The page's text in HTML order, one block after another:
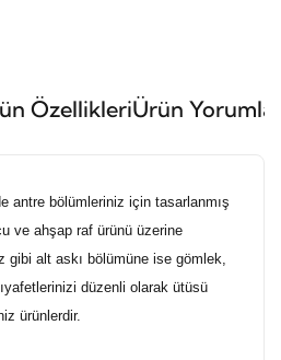
ÖzellikleriÜrün
antre bölümleriniz için tasarlanmış
ve ahşap raf ürünü üzerine
gibi alt askı bölümüne ise gömlek,
düzenli olarak ütüsü
ürünlerdir.